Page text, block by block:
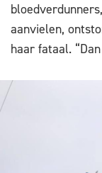
aanvielen,
haar fataal.